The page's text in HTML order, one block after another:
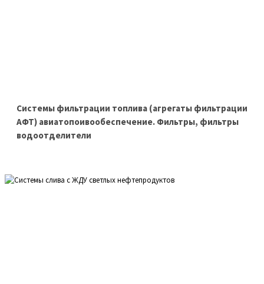
Cистемы фильтрации топлива (агрегаты фильтрации
АФТ) авиатопоивообеспечение. Фильтры, фильтры
водоотделители